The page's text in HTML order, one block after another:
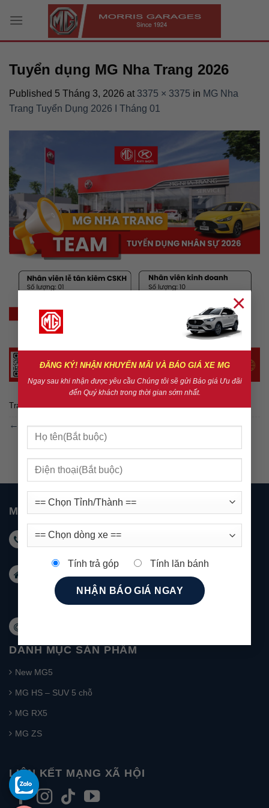
ĐĂNG KÝ! NHẬN KHUYẾN MÃI VÀ BÁO GIÁ XE MG
Ngay sau khi nhận được yêu cầu Chúng tôi sẽ gửi Báo giá Ưu đãi
đến Quý khách trong thời gian sớm nhất.
Tính trả góp Tính lăn bánh
×
Tuyển dụng MG Nha Trang 2026
Published 5 Tháng 3, 2026 at 3375 × 3375 in MG Nha
Trang Tuyển Dụng 2026 I Tháng 01
Trackbacks are closed, but you canpost a comment.
← Previous
MG NHA TRANG
Hotline KD: 0931 999 588 - Hotline DV: 0931 999
Email:
marketingnhatrang@mgkimson.com
Địa chỉ: 1272 đường 23/10 Tây Nha Trang
Khánh Hoà
DANH MỤC SẢN PHẨM
New MG5
MG HS – SUV 5 chỗ
MG RX5
MG ZS
LIÊN KẾT MẠNG XÃ HỘI